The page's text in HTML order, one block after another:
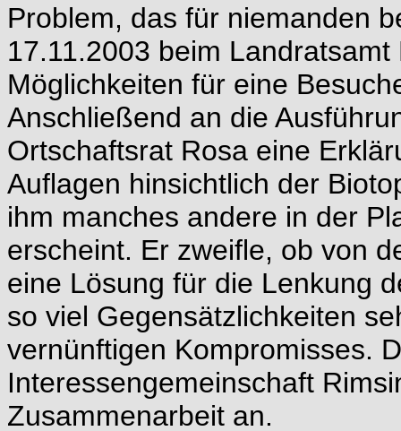
Problem, das für niemanden
17.11.2003 beim
Möglichkeiten für eine
Anschließend an die
Ortschaftsrat Rosa eine
Auflagen hinsichtlich der
ihm manches andere in der
erscheint. Er zweifle, ob von
eine Lösung für die Lenkung
so viel Gegensätzlichkeiten
vernünftigen Kompromisses.
Interessengemeinschaft
Zusammenarbeit an.